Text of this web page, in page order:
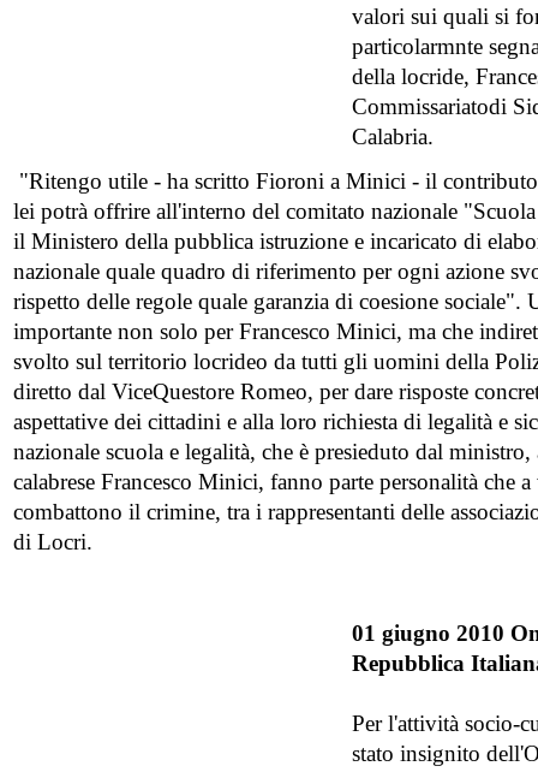
valori sui quali si
particolarmnte
della locride,
Commissariatodi
Calabria.
"Ritengo utile - ha scritto Fioroni a Minici - il contributo
lei potrà offrire all'interno del comitato nazionale
il Ministero della pubblica istruzione e incaricato di
nazionale quale quadro di riferimento per ogni azione
rispetto delle regole quale garanzia di coesione sociale".
importante non solo per Francesco Minici, ma che
svolto sul territorio locrideo da tutti gli uomini della
diretto dal ViceQuestore Romeo, per dare risposte
aspettative dei cittadini e alla loro richiesta di legalità e
nazionale scuola e legalità, che è presieduto dal
calabrese Francesco Minici, fanno parte personalità che
combattono il crimine, tra i rappresentanti delle
di Locri.
01 giugno 2010
Repubblica
Per l'attività socio-
stato insignito